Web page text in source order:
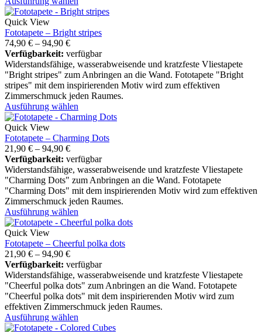
Quick View
Fototapete – Bright stripes
74,90 € – 94,90 €
Verfügbarkeit: verfügbar
Widerstandsfähige, wasserabweisende und kratzfeste Vliestapete
"Bright stripes" zum Anbringen an die Wand. Fototapete "Bright
stripes" mit dem inspirierenden Motiv wird zum effektiven
Zimmerschmuck jeden Raumes.
Ausführung wählen
Quick View
Fototapete – Charming Dots
21,90 € – 94,90 €
Verfügbarkeit: verfügbar
Widerstandsfähige, wasserabweisende und kratzfeste Vliestapete
"Charming Dots" zum Anbringen an die Wand. Fototapete
"Charming Dots" mit dem inspirierenden Motiv wird zum effektiven
Zimmerschmuck jeden Raumes.
Ausführung wählen
Quick View
Fototapete – Cheerful polka dots
21,90 € – 94,90 €
Verfügbarkeit: verfügbar
Widerstandsfähige, wasserabweisende und kratzfeste Vliestapete
"Cheerful polka dots" zum Anbringen an die Wand. Fototapete
"Cheerful polka dots" mit dem inspirierenden Motiv wird zum
effektiven Zimmerschmuck jeden Raumes.
Ausführung wählen